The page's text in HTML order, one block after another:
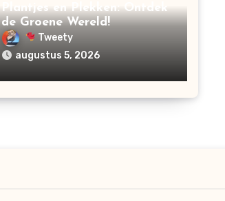
Plantjes en Plekken: Ontdek
de Groene Wereld!
Tweety
augustus 5, 2026